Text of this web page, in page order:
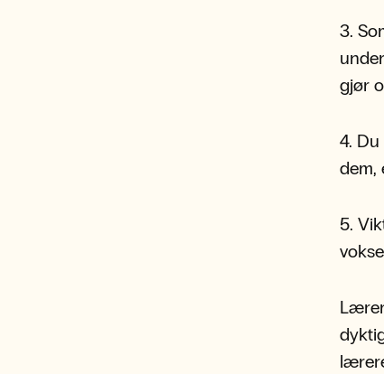
3.
gjør
4.
dem,
5.